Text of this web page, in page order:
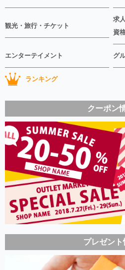
観光・旅行・チケット
求
資
エンターテイメント グ
ランキング
クーポン
プレゼント